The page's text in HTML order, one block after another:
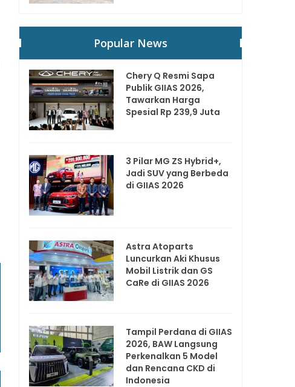
Popular News
Chery Q Resmi Sapa
Publik GIIAS 2026,
Tawarkan Harga
Spesial Rp 239,9 Juta
3 Pilar MG ZS Hybrid+,
Jadi SUV yang Berbeda
di GIIAS 2026
Astra Atoparts
Luncurkan Aki Khusus
Mobil Listrik dan GS
CaRe di GIIAS 2026
Tampil Perdana di GIIAS
2026, BAW Langsung
Perkenalkan 5 Model
dan Rencana CKD di
Indonesia